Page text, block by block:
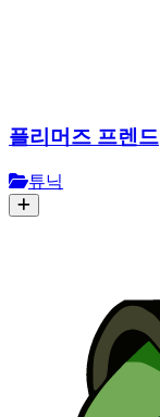
플리머즈 프렌드
튜닉